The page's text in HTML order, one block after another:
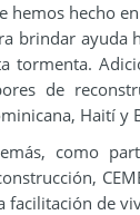
hemos hecho
brindar ayuda
tormenta.
de
Haití y
como
facilitación de